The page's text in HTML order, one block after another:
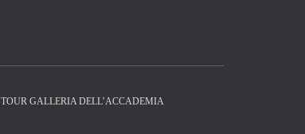
TOUR GALLERIA DELL’ACCADEMIA